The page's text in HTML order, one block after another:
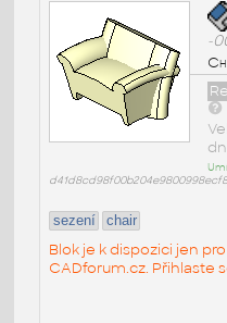
-
sezení chair
Blok je k dispozici jen
CADforum.cz. Přihlaste